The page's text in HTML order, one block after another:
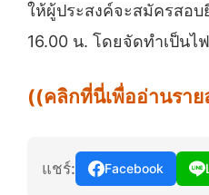
ให้ผู้ประสงค์จะสมัครสอ
16.00 น. โดยจัดทำเป็นไ
((คลิกที่นี่เพื่ออ่านราย
แชร์: Facebook